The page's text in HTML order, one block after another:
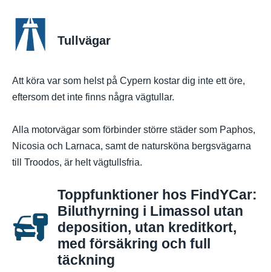
Tullvägar
Att köra var som helst på Cypern kostar dig inte ett öre,
eftersom det inte finns några vägtullar.
Alla motorvägar som förbinder större städer som Paphos,
Nicosia och Larnaca, samt de natursköna bergsvägarna
till Troodos, är helt vägtullsfria.
Toppfunktioner hos FindYCar:
Biluthyrning i Limassol utan
deposition, utan kreditkort,
med försäkring och full
täckning